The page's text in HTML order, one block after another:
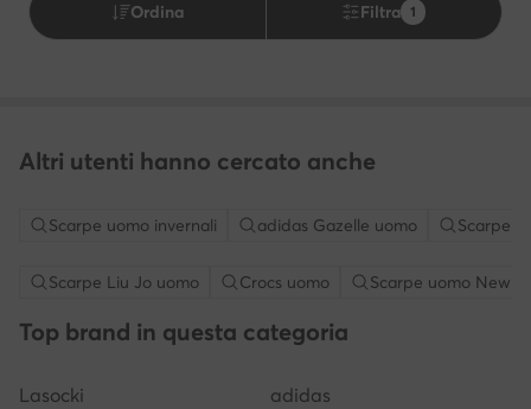
Ordina Filtra 1
Altri utenti hanno cercato anche
Scarpe uomo invernali adidas Gazelle uomo Scarpe
Scarpe Liu Jo uomo Crocs uomo Scarpe uomo New
Top brand in questa categoria
Lasocki adidas